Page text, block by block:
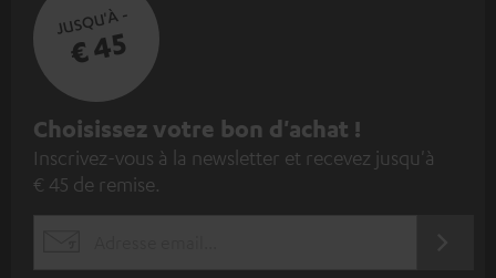
JUSQU'À -
€ 45
I
n
s
Choisissez votre bon d'achat !
Inscrivez-vous à la newsletter et recevez jusqu'à
€ 45 de remise.